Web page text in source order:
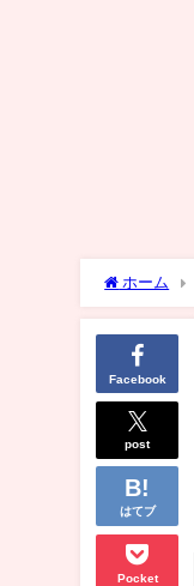
ホーム
Facebook
post
はてブ
Pocket